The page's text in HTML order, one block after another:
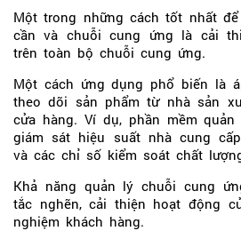
Một trong những cách tốt nhất
cần và chuỗi cung ứng là cải
trên toàn bộ chuỗi cung ứng.
Một cách ứng dụng phổ biến là
theo dõi sản phẩm từ nhà sản
cửa hàng. Ví dụ, phần mềm
giám sát hiệu suất nhà cung
và các chỉ số kiểm soát chất
Khả năng quản lý chuỗi cung
tắc nghẽn, cải thiện hoạt động
nghiệm khách hàng.